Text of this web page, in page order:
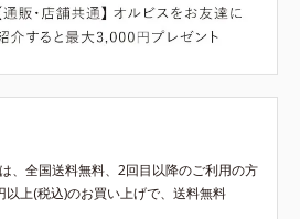
、全国送料無料、2回目以降のご利用の方
以上(税込)のお買い上げで、送料無料